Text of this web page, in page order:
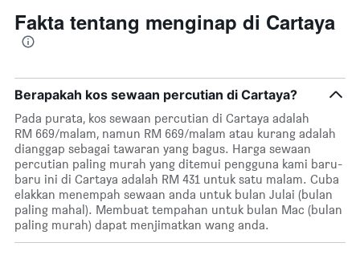
Fakta tentang menginap di Cartaya
Berapakah kos sewaan percutian di Cartaya?
Pada purata, kos sewaan percutian di Cartaya adalah
RM 669/malam, namun RM 669/malam atau kurang adalah
dianggap sebagai tawaran yang bagus. Harga sewaan
percutian paling murah yang ditemui pengguna kami baru-
baru ini di Cartaya adalah RM 431 untuk satu malam. Cuba
elakkan menempah sewaan anda untuk bulan Julai (bulan
paling mahal). Membuat tempahan untuk bulan Mac (bulan
paling murah) dapat menjimatkan wang anda.